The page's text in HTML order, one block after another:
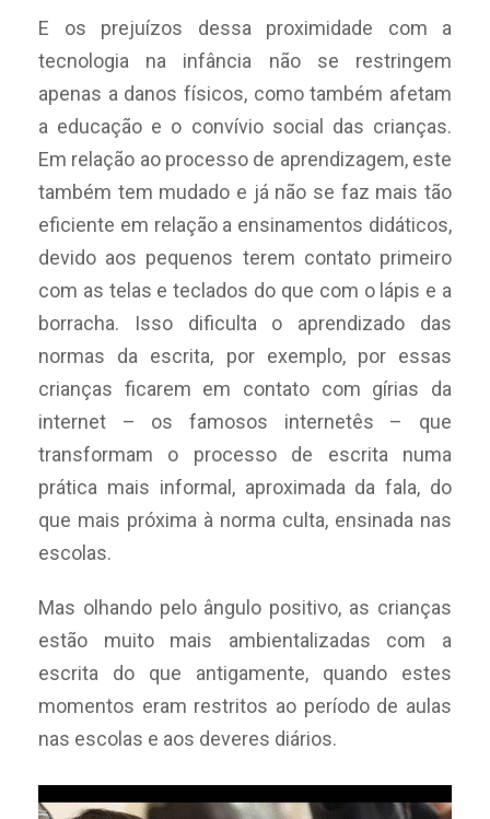
E os prejuízos dessa proximidade com a
tecnologia na infância não se restringem
apenas a danos físicos, como também afetam
a educação e o convívio social das crianças.
Em relação ao processo de aprendizagem, este
também tem mudado e já não se faz mais tão
eficiente em relação a ensinamentos didáticos,
devido aos pequenos terem contato primeiro
com as telas e teclados do que com o lápis e a
borracha. Isso dificulta o aprendizado das
normas da escrita, por exemplo, por essas
crianças ficarem em contato com gírias da
internet – os famosos internetês – que
transformam o processo de escrita numa
prática mais informal, aproximada da fala, do
que mais próxima à norma culta, ensinada nas
escolas.
Mas olhando pelo ângulo positivo, as crianças
estão muito mais ambientalizadas com a
escrita do que antigamente, quando estes
momentos eram restritos ao período de aulas
nas escolas e aos deveres diários.